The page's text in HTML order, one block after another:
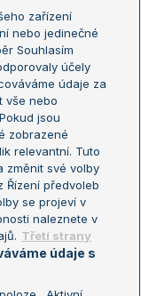
zařízení
nebo jedinečné
Souhlasím
účely
údaje za
vše nebo
jsou
zobrazené
relevantní. Tuto
změnit své volby
Řízení předvoleb
se projeví v
naleznete v
Třetí strany
údaje s